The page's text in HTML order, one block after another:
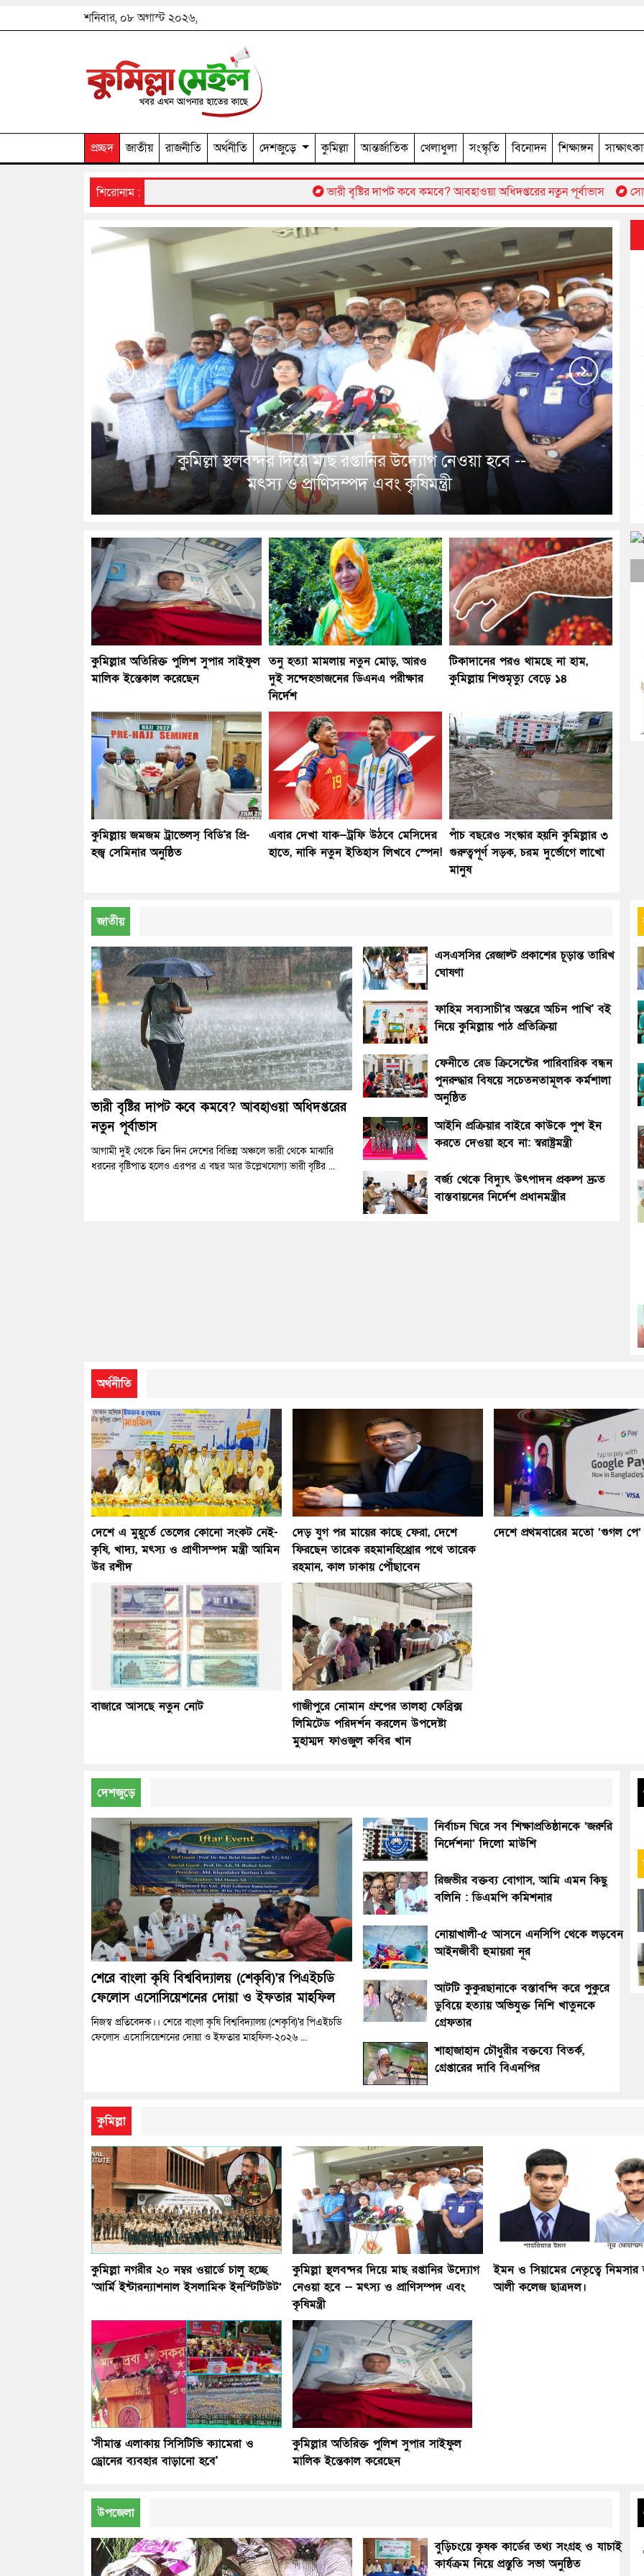
শনিবার, ০৮ অগাস্ট ২০২৬,
প্রচ্ছদ জাতীয় রাজনীতি অর্থনীতি দেশজুড়ে কুমিল্লা আন্তর্জাতিক খেলাধুলা সংস্কৃতি বিনোদন শিক্ষাঙ্গন
শিরোনাম : ভারী বৃষ্টির দাপট কবে কমবে? আবহাওয়া অধিদপ্তরের নতুন পূর্বাভাস সোমবার প্রকাশ হচ্ছে
কুমিল্লা স্থলবন্দর দিয়ে মাছ রপ্তানির উদ্যোগ নেওয়া হবে --
মৎস্য ও প্রাণিসম্পদ এবং কৃষিমন্ত্রী
Previous Next
কুমিল্লার অতিরিক্ত পুলিশ সুপার সাইফুল
মালিক ইন্তেকাল করেছেন
তনু হত্যা মামলায় নতুন মোড়, আরও
দুই সন্দেহভাজনের ডিএনএ পরীক্ষার
নির্দেশ
টিকাদানের পরও থামছে না হাম,
কুমিল্লায় শিশুমৃত্যু বেড়ে ১৪
কুমিল্লায় জমজম ট্রাভেলস্ বিডি'র প্রি-
হজ্ব সেমিনার অনুষ্ঠিত
এবার দেখা যাক—ট্রফি উঠবে মেসিদের
হাতে, নাকি নতুন ইতিহাস লিখবে স্পেন!
পাঁচ বছরেও সংস্কার হয়নি কুমিল্লার ৩
গুরুত্বপূর্ণ সড়ক, চরম দুর্ভোগে লাখো
মানুষ
জাতীয়
ভারী বৃষ্টির দাপট কবে কমবে? আবহাওয়া অধিদপ্তরের
নতুন পূর্বাভাস
আগামী দুই থেকে তিন দিন দেশের বিভিন্ন অঞ্চলে ভারী থেকে মাঝারি
ধরনের বৃষ্টিপাত হলেও এরপর এ বছর আর উল্লেখযোগ্য ভারী বৃষ্টির ...
এসএসসির রেজাল্ট প্রকাশের চূড়ান্ত তারিখ
ঘোষণা
ফাহিম সব্যসাচী'র অন্তরে অচিন পাখি' বই
নিয়ে কুমিল্লায় পাঠ প্রতিক্রিয়া
ফেনীতে রেড ক্রিসেন্টের পারিবারিক বন্ধন
পুনরুদ্ধার বিষয়ে সচেতনতামূলক কর্মশালা
অনুষ্ঠিত
আইনি প্রক্রিয়ার বাইরে কাউকে পুশ ইন
করতে দেওয়া হবে না: স্বরাষ্ট্রমন্ত্রী
বর্জ্য থেকে বিদ্যুৎ উৎপাদন প্রকল্প দ্রুত
বাস্তবায়নের নির্দেশ প্রধানমন্ত্রীর
অর্থনীতি
দেশে এ মুহূর্তে তেলের কোনো সংকট নেই-
কৃষি, খাদ্য, মৎস্য ও প্রাণীসম্পদ মন্ত্রী আমিন
উর রশীদ
দেড় যুগ পর মায়ের কাছে ফেরা, দেশে
ফিরছেন তারেক রহমানহিথ্রোর পথে তারেক
রহমান, কাল ঢাকায় পৌঁছাবেন
দেশে প্রথমবারের মতো ‘গুগল পে’
বাজারে আসছে নতুন নোট
গাজীপুরে নোমান গ্রুপের তালহা ফেব্রিক্স
লিমিটেড পরিদর্শন করলেন উপদেষ্টা
মুহাম্মদ ফাওজুল কবির খান
দেশজুড়ে
শেরে বাংলা কৃষি বিশ্ববিদ্যালয় (শেকৃবি)'র পিএইচডি
ফেলোস এসোসিয়েশনের দোয়া ও ইফতার মাহফিল
নিজস্ব প্রতিবেদক।। শেরে বাংলা কৃষি বিশ্ববিদ্যালয় (শেকৃবি)'র পিএইচডি
ফেলোস এসোসিয়েশনের দোয়া ও ইফতার মাহফিল-২০২৬ ...
নির্বাচন ঘিরে সব শিক্ষাপ্রতিষ্ঠানকে ‌‘জরুরি
নির্দেশনা’ দিলো মাউশি
রিজভীর বক্তব্য বোগাস, আমি এমন কিছু
বলিনি : ডিএমপি কমিশনার
নোয়াখালী-৫ আসনে এনসিপি থেকে লড়বেন
আইনজীবী হুমায়রা নূর
আটটি কুকুরছানাকে বস্তাবন্দি করে পুকুরে
ডুবিয়ে হত্যায় অভিযুক্ত নিশি খাতুনকে
গ্রেফতার
শাহাজাহান চৌধুরীর বক্তব্যে বিতর্ক,
গ্রেপ্তারের দাবি বিএনপির
কুমিল্লা
কুমিল্লা নগরীর ২০ নম্বর ওয়ার্ডে চালু হচ্ছে
‘আর্মি ইন্টারন্যাশনাল ইসলামিক ইনস্টিটিউট’
কুমিল্লা স্থলবন্দর দিয়ে মাছ রপ্তানির উদ্যোগ
নেওয়া হবে -- মৎস্য ও প্রাণিসম্পদ এবং
কৃষিমন্ত্রী
ইমন ও সিয়ামের নেতৃত্বে নিমসার
আলী কলেজ ছাত্রদল।
'সীমান্ত এলাকায় সিসিটিভি ক্যামেরা ও
ড্রোনের ব্যবহার বাড়ানো হবে'
কুমিল্লার অতিরিক্ত পুলিশ সুপার সাইফুল
মালিক ইন্তেকাল করেছেন
উপজেলা
বুড়িচংয়ে কৃষক কার্ডের তথ্য সংগ্রহ ও যাচাই
কার্যক্রম নিয়ে প্রস্তুতি সভা অনুষ্ঠিত